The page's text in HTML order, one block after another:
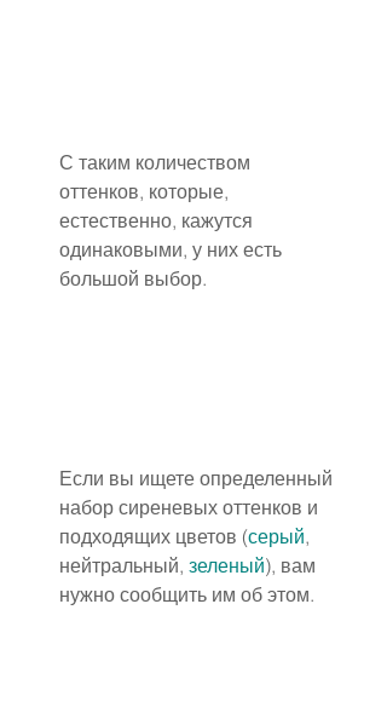
С таким количеством
оттенков, которые,
естественно, кажутся
одинаковыми, у них есть
большой выбор.
Если вы ищете определенный
набор сиреневых оттенков и
подходящих цветов (серый,
нейтральный, зеленый), вам
нужно сообщить им об этом.